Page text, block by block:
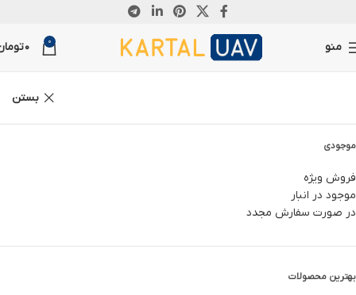
منو 0
0
بستن
موجودی
فروش ویژه
موجود در انبار
در صورت سفارش مجدد
بهترین محصولات